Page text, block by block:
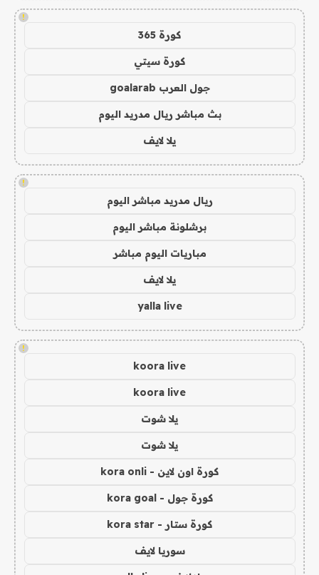
!
كورة 365
كورة سيتي
جول العرب goalarab
بث مباشر ريال مدريد اليوم
يلا لايف
!
ريال مدريد مباشر اليوم
برشلونة مباشر اليوم
مباريات اليوم مباشر
يلا لايف
yalla live
!
koora live
koora live
يلا شوت
يلا شوت
كورة اون لاين - kora onli
كورة جول - kora goal
كورة ستار - kora star
سوريا لايف